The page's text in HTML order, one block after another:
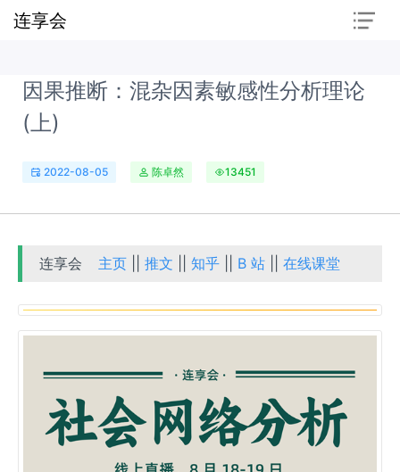
连享会
因果推断：混杂因素敏感性分析理论
(上)
2022-08-05 陈卓然 13451
连享会 主页 ||推文 ||知乎 B 站 ||在线课堂